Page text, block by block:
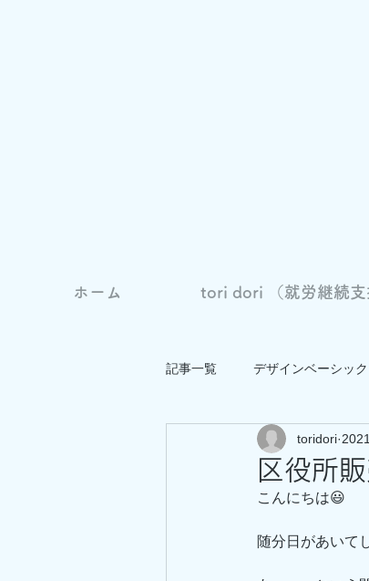
ホーム tori dori （就労継続支
記事一覧 デザインベーシック
区役所
toridori
こんにちは😃
随分日があいて